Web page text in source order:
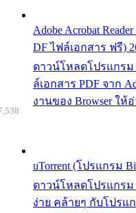
Adobe Acrobat
DF ไฟล์เอกสาร ฟรี)
ดาวน์โหลดโปรแกรม
ล์เอกสาร PDF จาก
งานของ Browser ให้
uTorrent (โปรแกรม
ดาวน์โหลดโปรแกรม
ง่าย คล้ายๆ กับโปรแ